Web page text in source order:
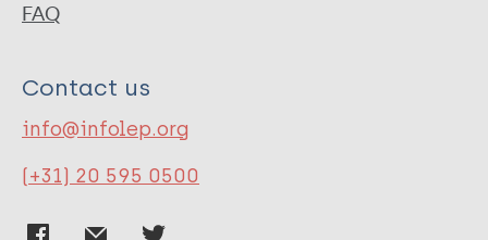
FAQ
Contact us
info@infolep.org
(+31) 20 595 0500